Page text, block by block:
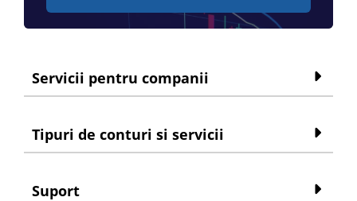
Servicii pentru companii
Tipuri de conturi si servicii
Suport